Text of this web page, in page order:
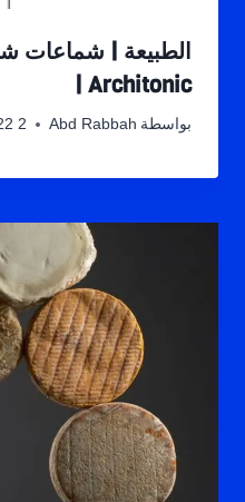
| Architonic
بواسطة Abd Rabbah 2 February، 2022